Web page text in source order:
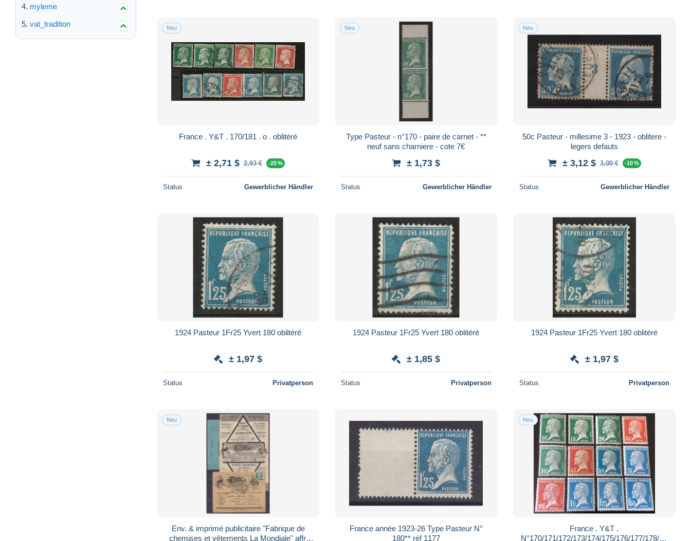
myleme
vat_tradition
Neu
France . Y&T . 170/181 . o . oblitéré
± 2,71 $ 2,93 € -20 %
Status Gewerblicher Händler
Neu
Type Pasteur - n°170 - paire de carnet - **
neuf sans charniere - cote 7€
± 1,73 $
Status Gewerblicher Händler
Neu
50c Pasteur - millesime 3 - 1923 - oblitere -
legers defauts
± 3,12 $ 3,00 € -10 %
Status Gewerblicher Händler
1924 Pasteur 1Fr25 Yvert 180 oblitéré
± 1,97 $
Status Privatperson
1924 Pasteur 1Fr25 Yvert 180 oblitéré
± 1,85 $
Status Privatperson
1924 Pasteur 1Fr25 Yvert 180 oblitéré
± 1,97 $
Status Privatperson
Neu
Env. & imprimé publicitaire "Fabrique de
chemises et vêtements La Mondiale" affr.
France année 1923-26 Type Pasteur N°
180** réf 1177
Neu
France . Y&T .
N°170/171/172/173/174/175/176/177/178/17